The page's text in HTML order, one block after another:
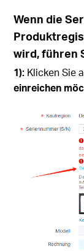
Wenn die
wird, führen
1): Klicken Sie
einreichen